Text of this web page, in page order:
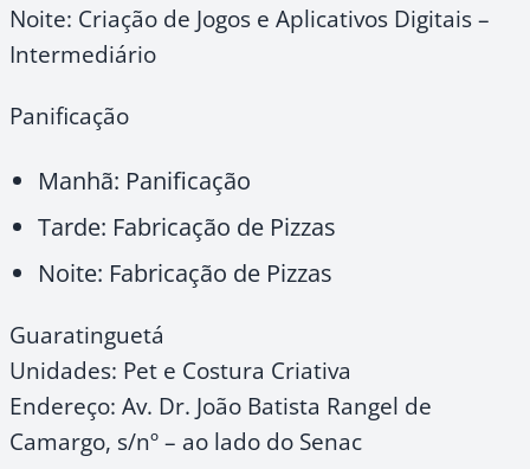
Noite: Criação de Jogos e Aplicativos Digitais –
Intermediário
Panificação
Manhã: Panificação
Tarde: Fabricação de Pizzas
Noite: Fabricação de Pizzas
Guaratinguetá
Unidades: Pet e Costura Criativa
Endereço: Av. Dr. João Batista Rangel de
Camargo, s/nº – ao lado do Senac